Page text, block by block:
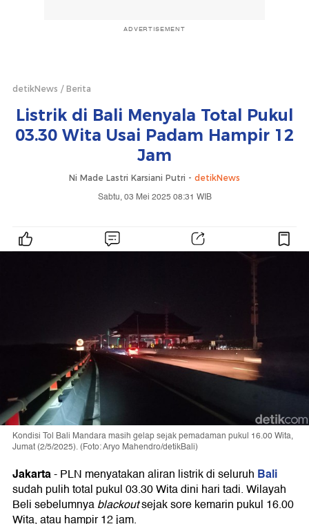
ADVERTISEMENT
detikNews Berita
Listrik di Bali Menyala Total Pukul
03.30 Wita Usai Padam Hampir 12
Jam
Ni Made Lastri Karsiani Putri - detikNews
Sabtu, 03 Mei 2025 08:31 WIB
Kondisi Tol Bali Mandara masih gelap sejak pemadaman pukul 16.00 Wita,
Jumat (2/5/2025). (Foto: Aryo Mahendro/detikBali)
Jakarta-PLN menyatakan aliran listrik di seluruh Bali
sudah pulih total pukul 03.30 Wita dini hari tadi. Wilayah
Beli sebelumnyablackoutsejak sore kemarin pukul 16.00
Wita, atau hampir 12 jam.